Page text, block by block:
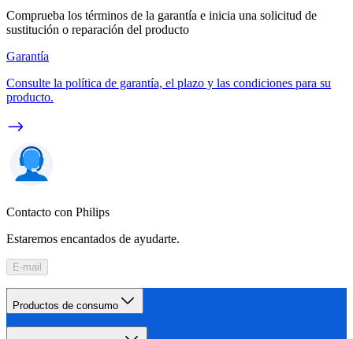
Comprueba los términos de la garantía e inicia una solicitud de
sustitución o reparación del producto
Garantía
Consulte la política de garantía, el plazo y las condiciones para su
producto.
Contacto con Philips
Estaremos encantados de ayudarte.
E-mail
Productos de consumo